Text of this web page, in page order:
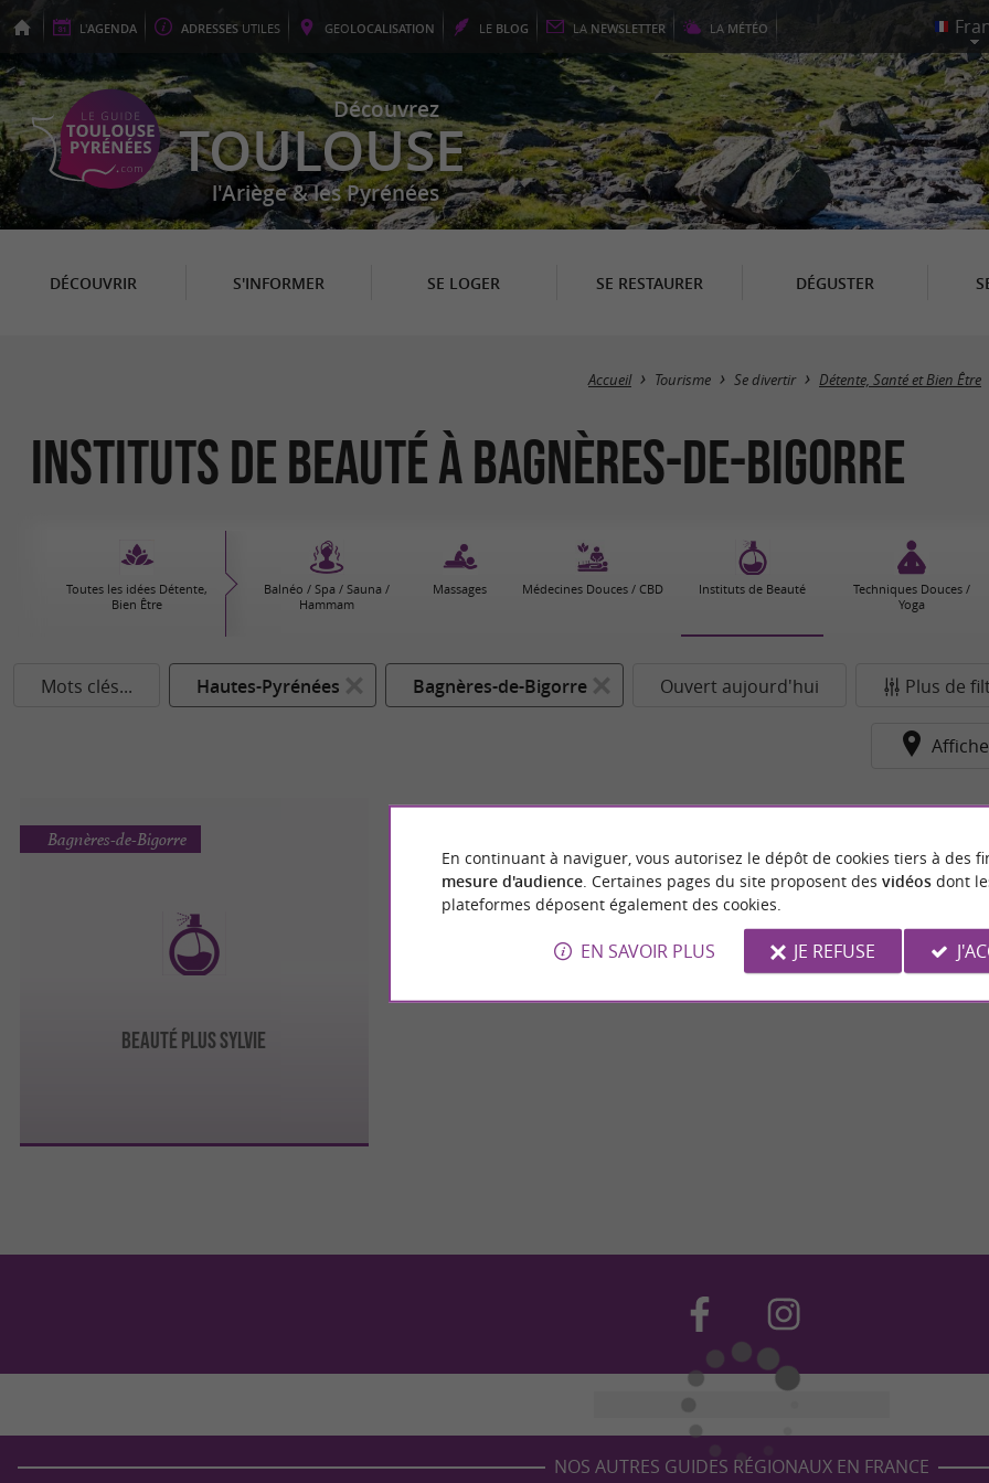
L'AGENDA ADRESSES UTILES GEOLOCALISATION LE BLOG LA NEWSLETTER LA MÉTÉO
Découvrez
TOULOUSE
l'Ariège & les Pyrénées
DÉCOUVRIR S'INFORMER SE LOGER SE RESTAURER DÉGUSTER
Accueil Tourisme Se divertir Détente, Santé et Bien Être
Instituts de Beauté à Bagnères-de-Bigorre
Toutes les idées Détente,
Bien Être
Balnéo / Spa / Sauna /
Hammam
Massages Médecines Douces / CBD Instituts de Beauté
Techniques Douces /
Yoga
Mots clés... Hautes-Pyrénées Bagnères-de-Bigorre Ouvert aujourd'hui Plus de
BEAUTÉ PLUS SYLVIE
Bagnères-de-Bigorre
NOS AUTRES GUIDES RÉGIONAUX EN FRANCE
En continuant à naviguer, vous autorisez le dépôt de cookies tiers à des
mesure d'audience. Certaines pages du site proposent des vidéosdont
plateformes déposent également des cookies.
EN SAVOIR PLUS JE REFUSE